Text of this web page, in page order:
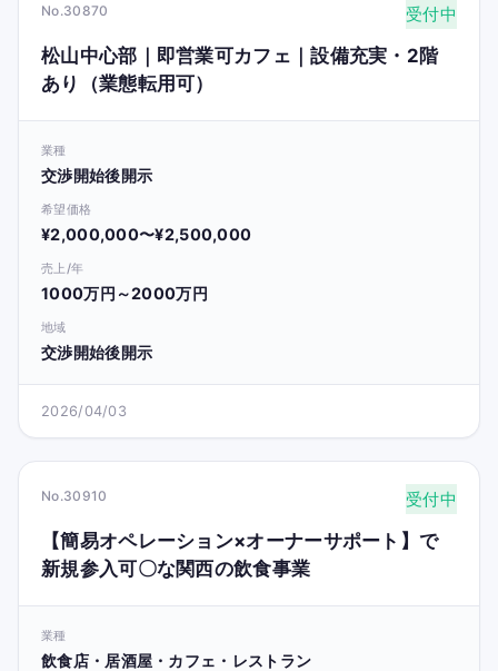
No.30870 受付中
松山中心部｜即営業可カフェ｜設備充実・2階
あり（業態転用可）
業種
交渉開始後開示
希望価格
¥2,000,000〜¥2,500,000
売上/年
1000万円～2000万円
地域
交渉開始後開示
2026/04/03
No.30910 受付中
【簡易オペレーション×オーナーサポート】で
新規参入可〇な関西の飲食事業
業種
飲食店・居酒屋・カフェ・レストラン